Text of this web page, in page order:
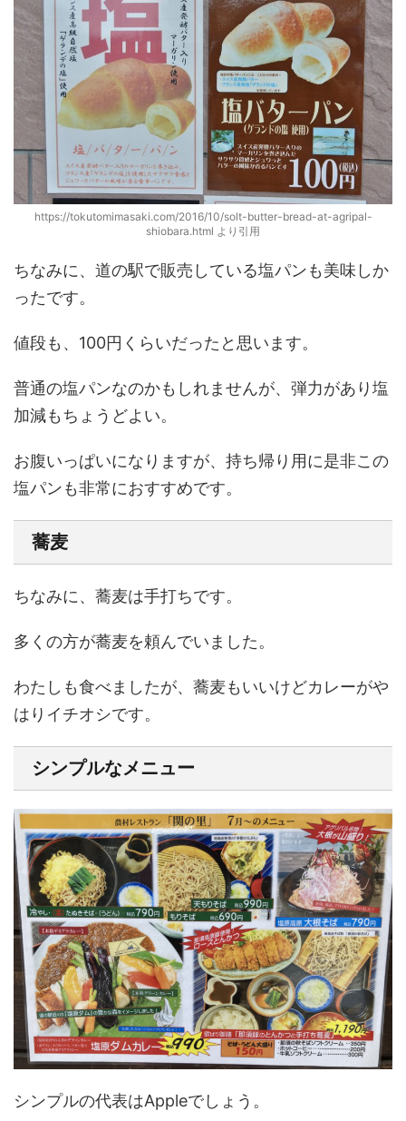
https://tokutomimasaki.com/2016/10/solt-butter-bread-at-agripal-
shiobara.html より引用
ちなみに、道の駅で販売している塩パンも美味しか
ったです。
値段も、100円くらいだったと思います。
普通の塩パンなのかもしれませんが、弾力があり塩
加減もちょうどよい。
お腹いっぱいになりますが、持ち帰り用に是非この
塩パンも非常におすすめです。
蕎麦
ちなみに、蕎麦は手打ちです。
多くの方が蕎麦を頼んでいました。
わたしも食べましたが、蕎麦もいいけどカレーがや
はりイチオシです。
シンプルなメニュー
シンプルの代表はAppleでしょう。